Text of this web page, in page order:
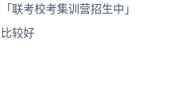
联考校考集训营招生中」
较好